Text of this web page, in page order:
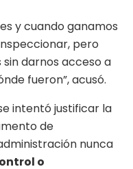
y cuando ganamos
pero
darnos acceso a
fueron”, acusó.
intentó justificar la
de
nunca
o